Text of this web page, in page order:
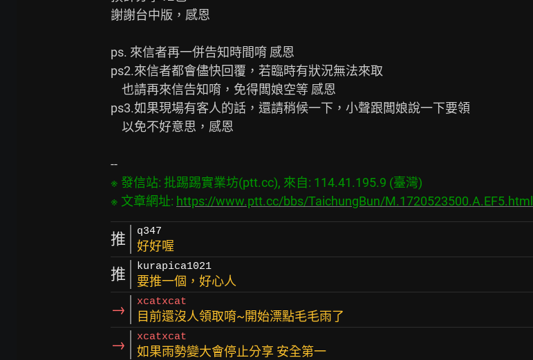
謝謝台中版，感恩
ps. 來信者再一併告知時間唷 感恩
ps2.來信者都會儘快回覆，若臨時有狀況無法來取
ps3.如果現場有客人的話，還請稍候一下，小聲跟闆娘說一下要領
※ 發信站: 批踢踢實業坊(ptt.cc), 來自: 114.41.195.9 (臺灣)
※ 文章網址: https://www.ptt.cc/bbs/TaichungBun/M.1720523500.A.EF5.html
推 q347
好好喔
推 kurapica1021
要推一個，好心人
→ xcatxcat
目前還沒人領取唷~開始漂點毛毛雨了
→ xcatxcat
如果雨勢變大會停止分享 安全第一